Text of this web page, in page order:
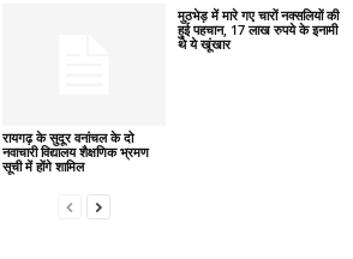
रायगढ़ के सुदूर वनांचल के दो
नवाचारी विद्यालय शैक्षणिक भ्रमण
सूची में होंगे शामिल
मुठभेड़ में मारे गए चारों नक्सलियों की
हुई पहचान, 17 लाख रुपये के इनामी
थे ये खूंखार